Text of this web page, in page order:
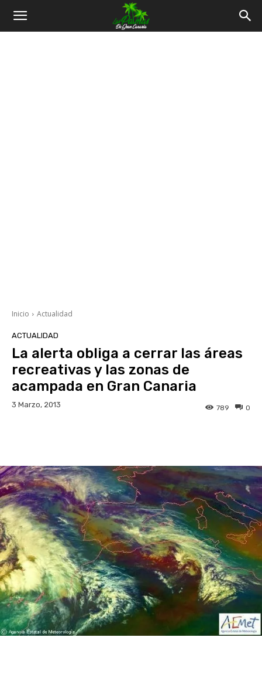
Inicio Actualidad
ACTUALIDAD
La alerta obliga a cerrar las áreas
recreativas y las zonas de
acampada en Gran Canaria
3 Marzo, 2013 0
789